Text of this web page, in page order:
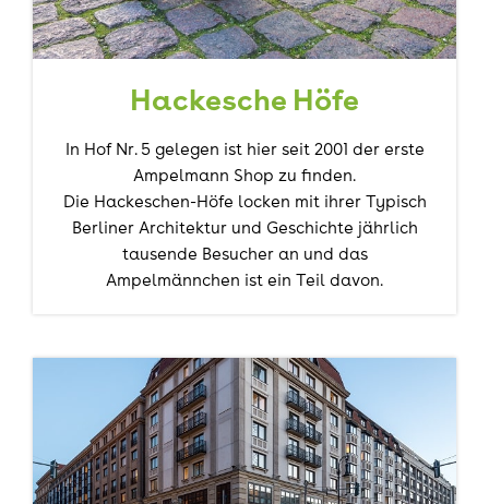
Hackesche Höfe
In Hof Nr. 5 gelegen ist hier seit 2001 der erste
Ampelmann Shop zu finden.
Die Hackeschen-Höfe locken mit ihrer Typisch
Berliner Architektur und Geschichte jährlich
tausende Besucher an und das
Ampelmännchen ist ein Teil davon.